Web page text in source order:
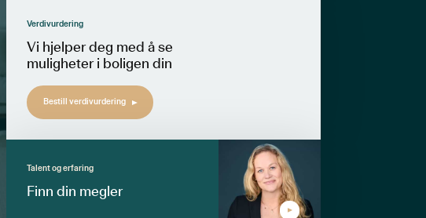
Verdivurdering
Vi hjelper deg med å se
muligheter i boligen din
Bestill verdivurdering
Talent og erfaring
Finn din megler